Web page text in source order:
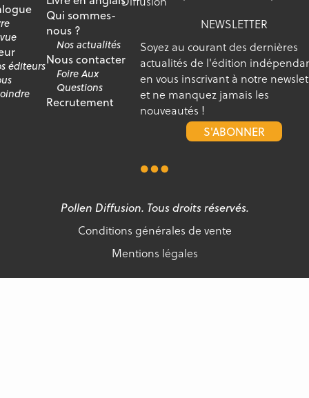
éditeurs
Qui sommes-
nous ?
Nos actualités
Nous contacter
Foire Aux
Questions
Recrutement
NEWSLETTER
Soyez au courant des dernières
actualités de l'édition
en vous inscrivant à notre
et ne manquez jamais les
nouveautés !
S'ABONNER
Pollen Diffusion. Tous droits réservés.
Conditions générales de vente
Mentions légales